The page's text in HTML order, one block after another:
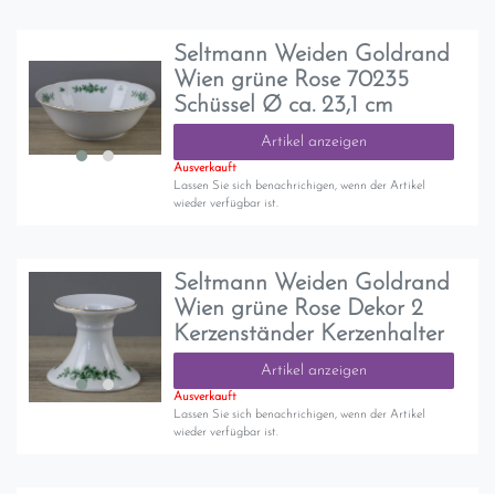
Seltmann Weiden Goldrand
Wien grüne Rose 70235
Schüssel Ø ca. 23,1 cm
Artikel anzeigen
Ausverkauft
Lassen Sie sich benachrichigen, wenn der Artikel
wieder verfügbar ist.
Seltmann Weiden Goldrand
Wien grüne Rose Dekor 2
Kerzenständer Kerzenhalter
Artikel anzeigen
Ausverkauft
Lassen Sie sich benachrichigen, wenn der Artikel
wieder verfügbar ist.